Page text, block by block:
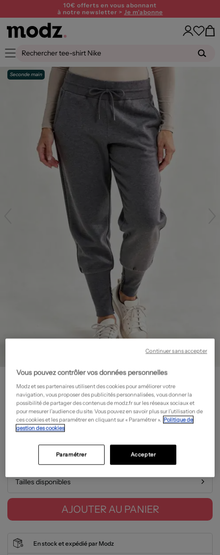
10€ offerts en vous abonnant
à notre newsletter > Je m'abonne
Seconde main
ZARA
Jogging - Stretch- Seconde main
16,00€
Prix neuf estimé : 40,00€ -60%
Guide des tailles
Tailles disponibles
AJOUTER AU PANIER
En stock et expédié par Modz
Vous pouvez contrôler vos données personnelles
Modz et ses partenaires utilisent des cookies pour améliorer votre
navigation, vous proposer des publicités personnalisées, vous donner la
possibilité de partager des contenus de modz.fr sur les réseaux sociaux et
pour mesurer l’audience du site. Vous pouvez en savoir plus sur l’utilisation de
ces cookies et les paramétrer en cliquant sur « Paramétrer ». Politique de
gestion des cookies
Accepter
Paramétrer
Continuer sans accepter